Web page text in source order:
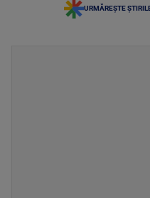
URMĂREȘTE